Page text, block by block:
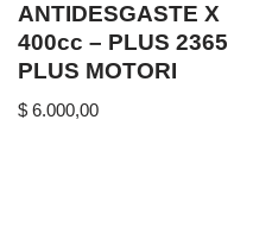
ANTIDESGASTE X
400cc – PLUS 2365
PLUS MOTORI
$ 6.000,00